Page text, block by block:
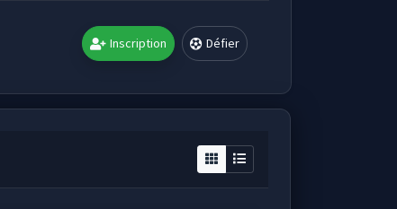
Inscription Défier